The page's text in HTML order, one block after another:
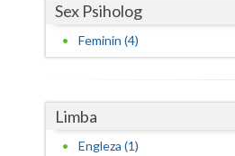
Sex Psiholog
Feminin (4)
Limba
Engleza (1)